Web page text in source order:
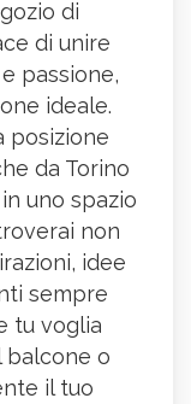
di
di unire
passione,
ideale.
posizione
da Torino
uno spazio
non
idee
sempre
tu voglia
balcone o
il tuo